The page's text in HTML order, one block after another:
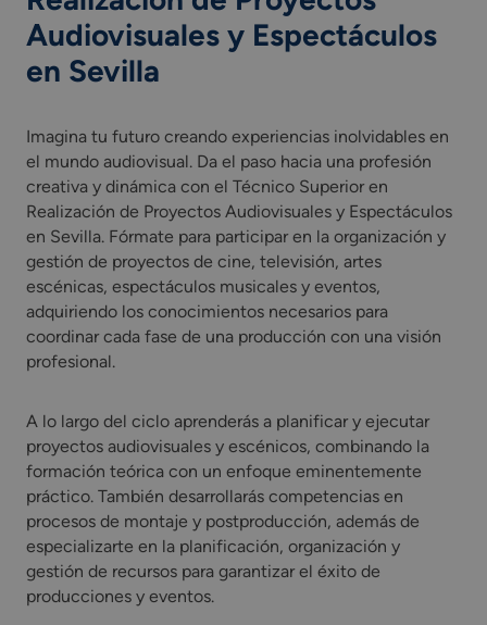
Audiovisuales y Espectáculos
en Sevilla
Imagina tu futuro creando experiencias inolvidables en
el mundo audiovisual. Da el paso hacia una profesión
creativa y dinámica con el Técnico Superior en
Realización de Proyectos Audiovisuales y Espectáculos
en Sevilla. Fórmate para participar en la organización y
gestión de proyectos de cine, televisión, artes
escénicas, espectáculos musicales y eventos,
adquiriendo los conocimientos necesarios para
coordinar cada fase de una producción con una visión
profesional.
A lo largo del ciclo aprenderás a planificar y ejecutar
proyectos audiovisuales y escénicos, combinando la
formación teórica con un enfoque eminentemente
práctico. También desarrollarás competencias en
procesos de montaje y postproducción, además de
especializarte en la planificación, organización y
gestión de recursos para garantizar el éxito de
producciones y eventos.